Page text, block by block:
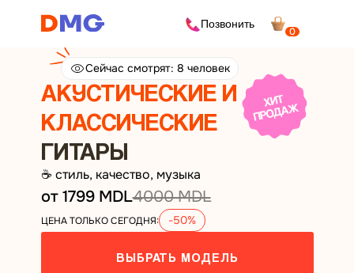
Позвонить
0
АКУСТИЧЕСКИЕ И
КЛАССИЧЕСКИЕ
ГИТАРЫ
☕ стиль, качество, музыка
от 1799 MDL4000 MDL
ЦЕНА ТОЛЬКО СЕГОДНЯ: -50%
ВЫБРАТЬ МОДЕЛЬ
Сейчас смотрят: 8 человек